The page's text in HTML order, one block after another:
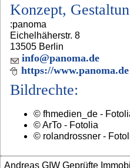
Konzept,
:panoma
Eichelhäherstr. 8
13505 Berlin
info@panoma.de
https://www.panoma.de
Bildrechte:
© fhmedien_de -
© ArTo - Fotolia
© rolandrossner -
Andreas GIW Geprüfte